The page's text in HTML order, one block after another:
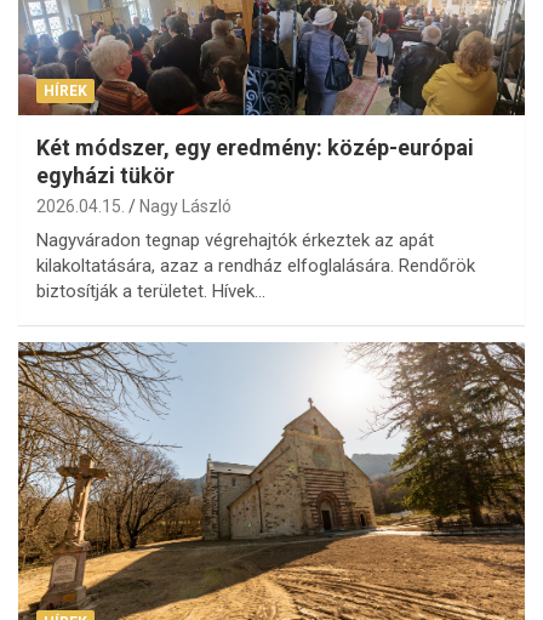
HÍREK
Két módszer, egy eredmény: közép-európai
egyházi tükör
2026.04.15. Nagy László
Nagyváradon tegnap végrehajtók érkeztek az apát
kilakoltatására, azaz a rendház elfoglalására. Rendőrök
biztosítják a területet. Hívek…